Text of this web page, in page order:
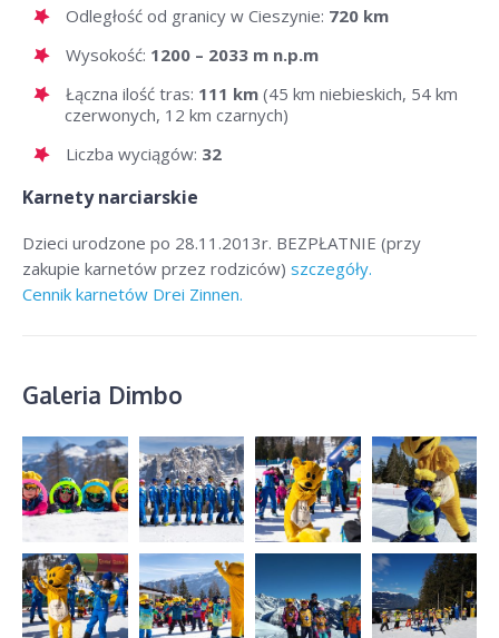
Odległość od granicy w Cieszynie: 720 km
Wysokość: 1200 – 2033 m n.p.m
Łączna ilość tras: 111 km (45 km niebieskich, 54 km
czerwonych, 12 km czarnych)
Liczba wyciągów: 32
Karnety narciarskie
Dzieci urodzone po 28.11.2013r. BEZPŁATNIE (przy
zakupie karnetów przez rodziców) szczegóły.
Cennik karnetów Drei Zinnen.
Galeria Dimbo